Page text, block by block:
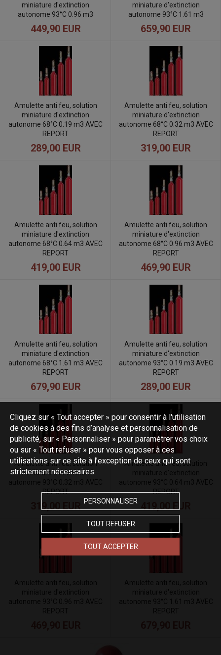
miniature d'extinction
autonome 93°C 0.96 m3
449,90 EUR
miniature d'extinction
autonome 93°C 1.61 m3
659,90 EUR
Amulette anti feu, solution
miniature d'extinction
autonome 68°C 0.19 m3 AVEC
REPORT
289,00 EUR
Amulette anti feu, solution
miniature d'extinction
autonome 68°C 0.32 m3 AVEC
REPORT
319,00 EUR
Amulette anti feu, solution
miniature d'extinction
autonome 68°C 0.64 m3 AVEC
REPORT
419,00 EUR
Amulette anti feu, solution
miniature d'extinction
autonome 68°C 0.96 m3 AVEC
REPORT
469,90 EUR
Amulette anti feu, solution
miniature d'extinction
autonome 68°C 1.61 m3 AVEC
REPORT
679,90 EUR
Amulette anti feu, solution
miniature d'extinction
autonome 93°C 0.19 m3 AVEC
REPORT
289,00 EUR
Amulette anti feu, solution
miniature d'extinction
REPORT
Amulette anti feu, solution
REPORT
Cliquez sur « Tout accepter » pour consentir à l'utilisation
de cookies à des fins d’analyse et personnalisation de
publicité, sur « Personnaliser » pour paramétrer vos choix
ou sur « Tout refuser » pour vous opposer à ces
utilisations sur ce site à l’exception de ceux qui sont
strictement nécessaires.
PERSONNALISER
TOUT REFUSER
TOUT ACCEPTER